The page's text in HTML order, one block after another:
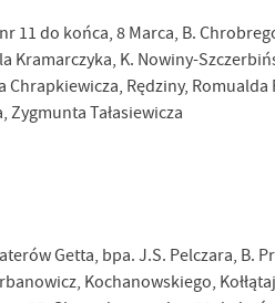
11 do końca, 8 Marca, B.
Kramarczyka, K. Nowiny-
Rędziny,
Tałasiewicza
Getta, bpa. J.S. Pelczara, B.
Kochanowskiego,